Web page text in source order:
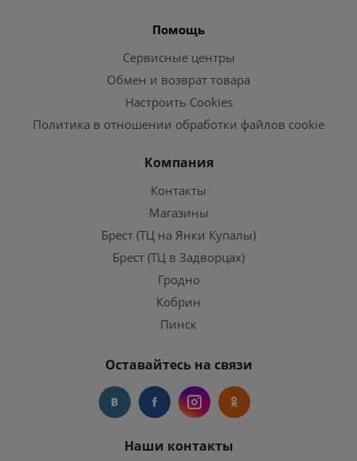
Помощь
Сервисные центры
Обмен и возврат товара
Настроить Cookies
Политика в отношении обработки файлов cookie
Компания
Контакты
Магазины
Брест (ТЦ на Янки Купалы)
Брест (ТЦ в Задворцах)
Гродно
Кобрин
Пинск
Оставайтесь на связи
Наши контакты